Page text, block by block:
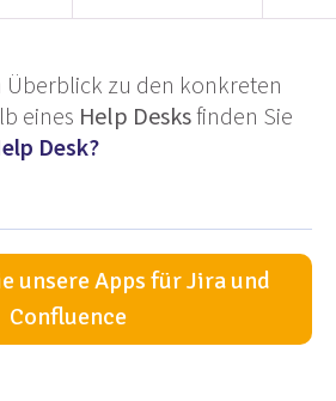
Überblick zu den konkreten
eines Help Desksfinden Sie
Desk?
unsere Apps für Jira und
Confluence